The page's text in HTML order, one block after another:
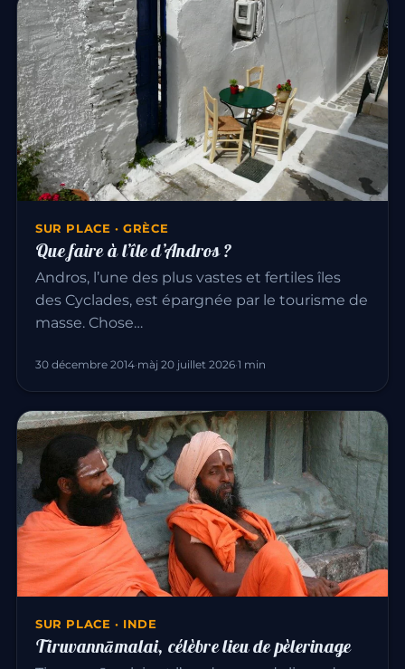
SUR PLACE · GRÈCE
Que faire à l’île d’Andros ?
Andros, l’une des plus vastes et fertiles îles
des Cyclades, est épargnée par le tourisme de
masse. Chose…
30 décembre 2014·màj 20 juillet 2026·1 min
SUR PLACE · INDE
Tiruvannāmalai, célèbre lieu de pèlerinage